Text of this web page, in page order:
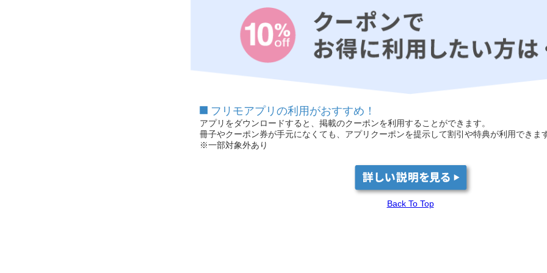
フリモアプリの利用がおすすめ！
アプリをダウンロードすると、掲載のクーポンを利用することができます。
冊子やクーポン券が手元になくても、アプリクーポンを提示して割引や特典が利用できま
※一部対象外あり
Back To Top